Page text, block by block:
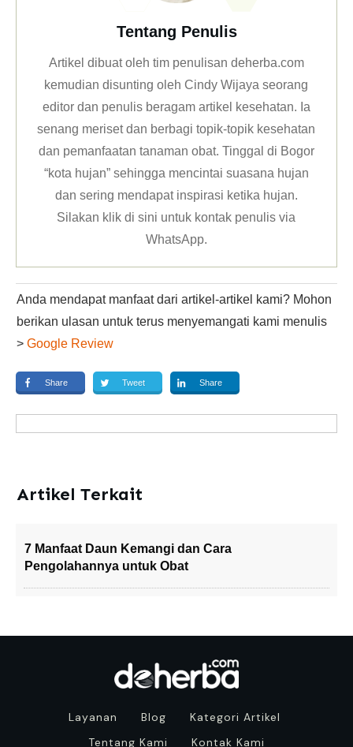
Tentang Penulis
Artikel dibuat oleh tim penulisan deherba.com
kemudian disunting oleh Cindy Wijaya seorang
editor dan penulis beragam artikel kesehatan. Ia
senang meriset dan berbagi topik-topik kesehatan
dan pemanfaatan tanaman obat. Tinggal di Bogor
“kota hujan” sehingga mencintai suasana hujan
dan sering mendapat inspirasi ketika hujan.
Silakan klikdi sini untuk kontak penulis via
WhatsApp.
Anda mendapat manfaat dari artikel-artikel kami? Mohon
berikan ulasan untuk terus menyemangati kami menulis
> Google Review
Share Tweet Share
Artikel Terkait
7 Manfaat Daun Kemangi dan Cara
Pengolahannya untuk Obat
Layanan Blog
Kategori Artikel
Tentang Kami
Kontak Kami